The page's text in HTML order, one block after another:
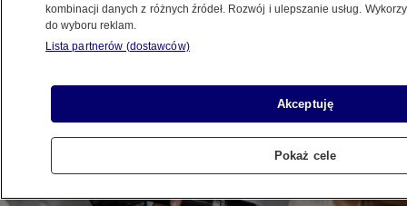
Posłuchaj artykułu
Czyta lektor AI
kombinacji danych z różnych źródeł. Rozwój i ulepszanie usług.
do wyboru reklam.
Lista partnerów (dostawców)
Akceptuję
Pokaż cele